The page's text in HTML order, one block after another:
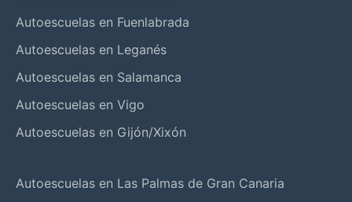
Autoescuelas en Fuenlabrada
Autoescuelas en Leganés
Autoescuelas en Salamanca
Autoescuelas en Vigo
Autoescuelas en Gijón/Xixón
Autoescuelas en Las Palmas de Gran Canaria